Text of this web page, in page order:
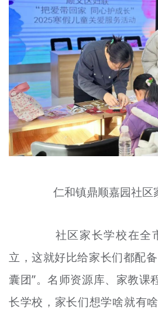
仁和镇鼎顺嘉园社区
社区家长学校在全
立，这就好比给家长们都配
囊团”。名师资源库、家教课
长学校，家长们想学啥就有